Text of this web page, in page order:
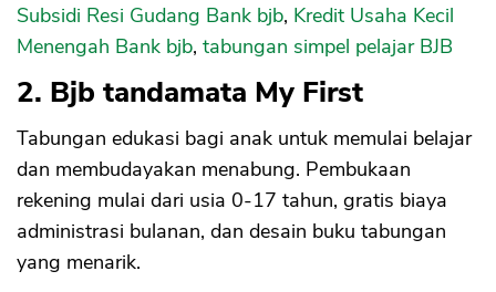
Subsidi Resi Gudang Bank bjb, Kredit Usaha Kecil
Menengah Bank bjb, tabungan simpel pelajar BJB
2. Bjb tandamata My First
Tabungan edukasi bagi anak untuk memulai belajar
dan membudayakan menabung. Pembukaan
rekening mulai dari usia 0-17 tahun, gratis biaya
administrasi bulanan, dan desain buku tabungan
yang menarik.